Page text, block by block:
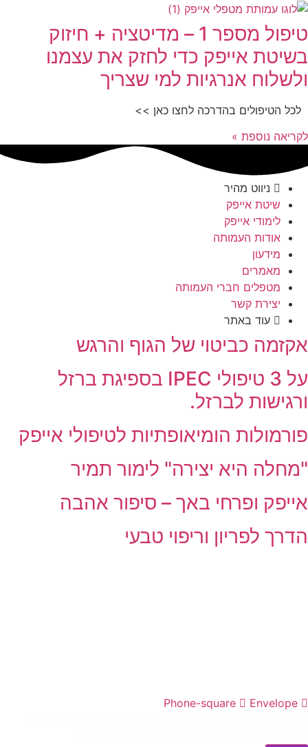
טיפול מספר 1 – מדיטציה + חיזוק
בשיטת אייפק כדי לחזק את עצמנו
ולשלוח אנרגיות למי שצריך
לכל הטיפולים בהדרכה לחצו כאן >>
לקריאה נוספת »
ניווט מהיר
שיטת אייפק
לימודי אייפק
אודות העמותה
מידעון
מאמרים
מטפלים חברי העמותה
יצירת קשר
עוד באתר
אקזמה כביטוי של הגוף והרגש
על 3 טיפולי IPEC בספיגת ברזל
ורגישות לברזל.
פורמולות הומיאופתיות לטיפולי אייפק
"מחלה היא יצירה" לימור תמיר
אייפק ופרחי באך – סיפור אהבה
הדרך לפריון וריפוי טבעי
Phone-square
Envelope